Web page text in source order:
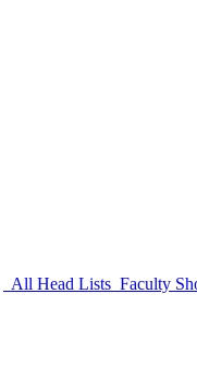
All Head Lists Faculty